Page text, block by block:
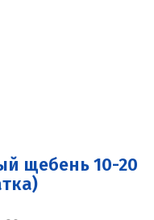
щебень 10-20